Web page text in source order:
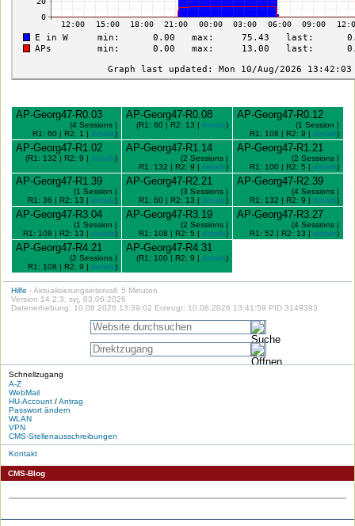
AP-Georg47-R0.03
(4 Sessions |
R1: 60 | R2: 1 | details)
AP-Georg47-R0.08
(R1: 60 | R2: 13 | details)
AP-Georg47-R0.12
(1 Session |
R1: 108 | R2: 9 | details)
AP-Georg47-R1.02
(R1: 132 | R2: 9 | details)
AP-Georg47-R1.14
(2 Sessions |
R1: 132 | R2: 9 | details)
AP-Georg47-R1.21
(2 Sessions |
R1: 100 | R2: 5 | details)
AP-Georg47-R1.39
(1 Session |
R1: 36 | R2: 13 | details)
AP-Georg47-R2.21
(3 Sessions |
R1: 60 | R2: 13 | details)
AP-Georg47-R2.39
(4 Sessions |
R1: 132 | R2: 9 | details)
AP-Georg47-R3.04
(1 Session |
R1: 108 | R2: 13 | details)
AP-Georg47-R3.19
(2 Sessions |
R1: 108 | R2: 5 | details)
AP-Georg47-R3.27
(4 Sessions |
R1: 52 | R2: 13 | details)
AP-Georg47-R4.21
(2 Sessions |
R1: 108 | R2: 9 | details)
AP-Georg47-R4.31
(R1: 100 | R2: 9 | details)
Hilfe - Aktualisierungsintervall: 5 Minuten
Version 14.2.3, syj, 03.06.2026
Datenerhebung: 10.08.2026 13:39:02 Erzeugt: 10.08.2026 13:41:59 PID 3149393
Schnellzugang
A-Z
WebMail
HU-Account /Antrag
Passwort ändern
WLAN
VPN
CMS-Stellenausschreibungen
Kontakt
CMS-Blog